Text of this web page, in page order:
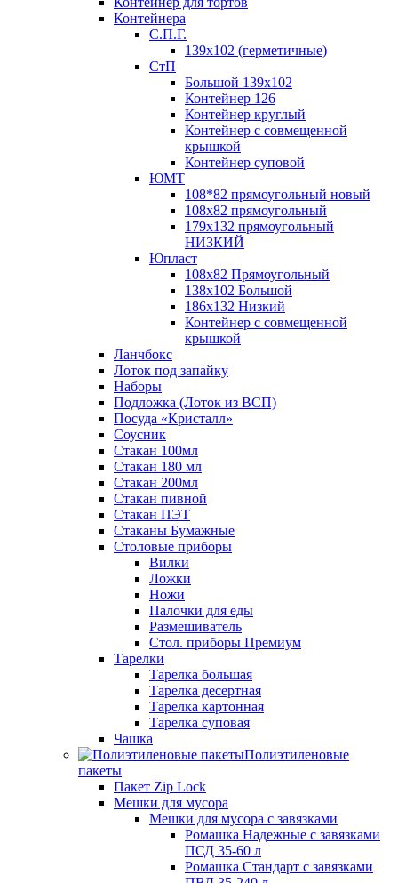
Контейнера
С.П.Г.
139х102 (герметичные)
СтП
Большой 139х102
Контейнер 126
Контейнер круглый
Контейнер с совмещенной
крышкой
Контейнер суповой
ЮМТ
108*82 прямоугольный новый
108х82 прямоугольный
179х132 прямоугольный
НИЗКИЙ
Юпласт
108х82 Прямоугольный
138х102 Большой
186х132 Низкий
Контейнер с совмещенной
крышкой
Ланчбокс
Лоток под запайку
Наборы
Подложка (Лоток из ВСП)
Посуда «Кристалл»
Соусник
Стакан 100мл
Стакан 180 мл
Стакан 200мл
Стакан пивной
Стакан ПЭТ
Стаканы Бумажные
Столовые приборы
Вилки
Ложки
Ножи
Палочки для еды
Размешиватель
Стол. приборы Премиум
Тарелки
Тарелка большая
Тарелка десертная
Тарелка картонная
Тарелка суповая
Чашка
Полиэтиленовые
пакеты
Пакет Zip Lock
Мешки для мусора
Мешки для мусора с завязками
Ромашка Надежные с завязками
ПСД 35-60 л
Ромашка Стандарт с завязками